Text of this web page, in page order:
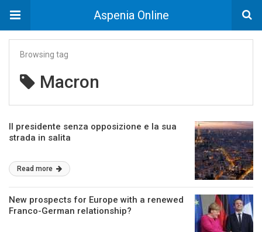
Aspenia Online
Browsing tag
Macron
Il presidente senza opposizione e la sua
strada in salita
Read more
New prospects for Europe with a renewed
Franco-German relationship?